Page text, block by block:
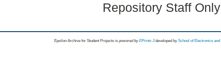
Repository Staff
Epsilon Archive for Student Projects is powored byEPrints 3 developed by School of Electronics